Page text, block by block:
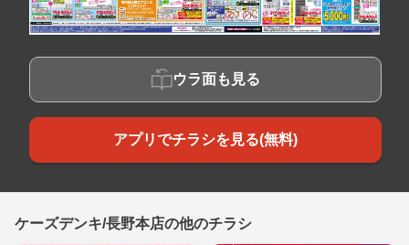
ウラ面も見る
アプリでチラシを見る(無料)
ケーズデンキ/長野本店の他のチラシ